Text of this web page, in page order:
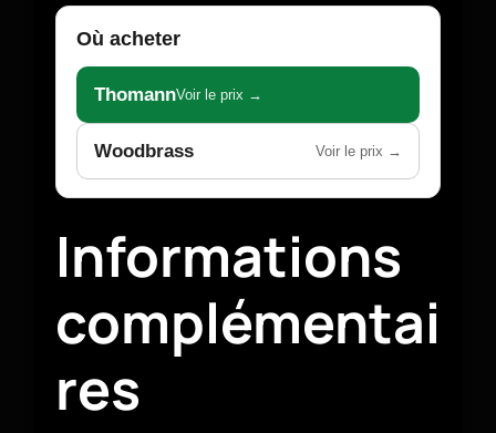
Où acheter
ThomannVoir le prix →
Woodbrass Voir le prix →
Informations
complémentai
res